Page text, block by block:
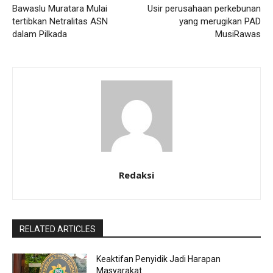
Bawaslu Muratara Mulai
tertibkan Netralitas ASN
dalam Pilkada
Usir perusahaan perkebunan
yang merugikan PAD
MusiRawas
Redaksi
RELATED ARTICLES
Keaktifan Penyidik Jadi Harapan
Masyarakat